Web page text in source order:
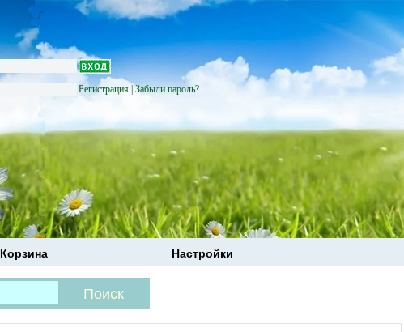
Регистрация |Забыли пароль?
Корзина Настройки